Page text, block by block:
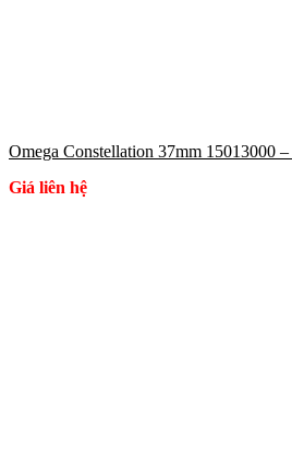
Omega Constellation 37mm 15013000
Giá liên hệ